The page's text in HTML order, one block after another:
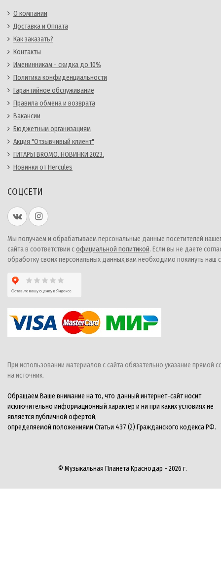
О компании
Доставка и Оплата
Как заказать?
Контакты
Именинникам - скидка до 10%
Политика конфиденциальности
Гарантийное обслуживание
Правила обмена и возврата
Вакансии
Бюджетным организациям
Акция "Отзывчивый клиент"
ГИТАРЫ BROMO. НОВИНКИ 2023.
Новинки от Hercules
СОЦСЕТИ
Мы получаем и обрабатываем персональные данные посетителей
сайта в соответствии софициальной политикой. Если вы не даете
обработку своих персональных данных,вам необходимо покинуть наш
При использовании материалов с сайта обязательно указание прямой
на источник.
Обращаем Ваше внимание на то, что данный интернет-сайт носит
исключительно информационный характер и ни при каких условиях не
является публичной офертой,
определяемой положениями Статьи 437 (2) Гражданского кодекса РФ.
© Музыкальная Планета Краснодар - 2026 г.